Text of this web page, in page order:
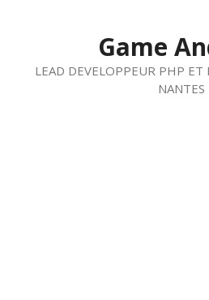
Game
LEAD DEVELOPPEUR PHP ET
NANTES